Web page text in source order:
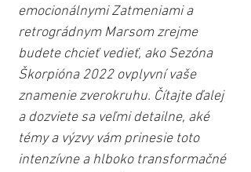
emocionálnymi Zatmeniami a
retrográdnym Marsom zrejme
budete chcieť vedieť, ako Sezóna
Škorpióna 2022 ovplyvní vaše
znamenie zverokruhu. Čítajte ďalej
a dozviete sa veľmi detailne, aké
témy a výzvy vám prinesie toto
intenzívne a hlboko transformačné